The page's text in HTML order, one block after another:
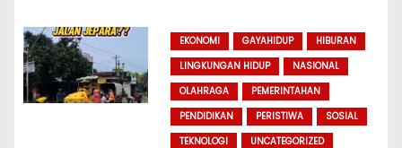
EKONOMI GAYAHIDUP
HIBURAN
LINGKUNGAN HIDUP
NASIONAL
OLAHRAGA
PEMERINTAHAN
PENDIDIKAN
PERISTIWA
SOSIAL
TEKNOLOGI
UNCATEGORIZED